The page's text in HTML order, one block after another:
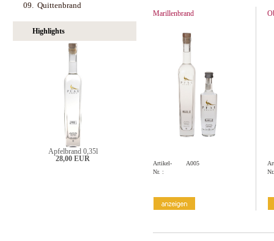
09. Quittenbrand
Highlights
Apfelbrand 0,35l
28,00 EUR
Marillenbrand
Artikel-
Nr. :
A005